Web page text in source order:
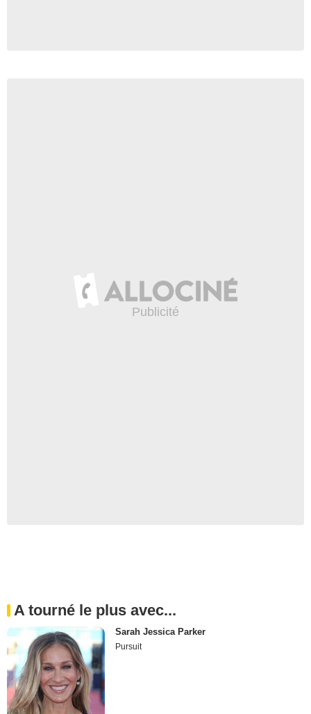
A tourné le plus avec...
Sarah Jessica Parker
Pursuit